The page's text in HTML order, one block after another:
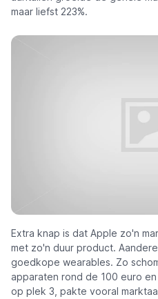
maar liefst 223%.
Extra knap is dat Apple zo'n
met zo'n duur product.
goedkope wearables. Zo
apparaten rond de 100 euro
op plek 3, pakte vooral